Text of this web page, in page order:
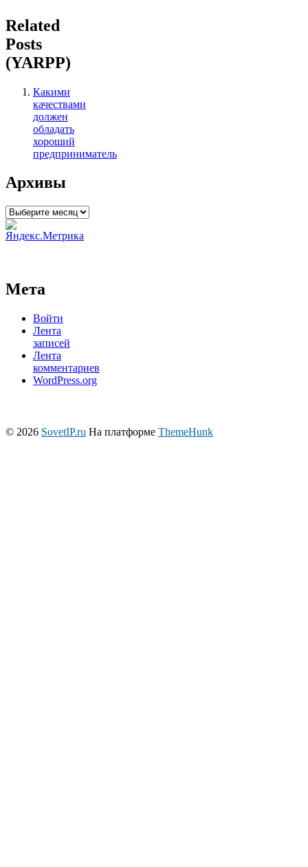
Related
Posts
(YARPP)
Какими
качествами
должен
обладать
хороший
предприниматель
Архивы
Архивы
Мета
Войти
Лента
записей
Лента
комментариев
WordPress.org
© 2026 SovetIP.ru На платформе ThemeHunk